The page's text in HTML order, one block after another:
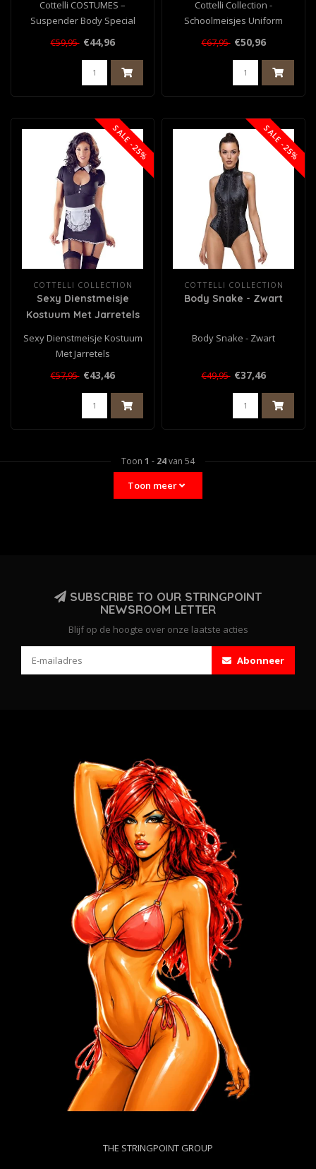
Cottelli COSTUMES –
Suspender Body Special
Police – Zwart
€59,95 €44,96
Cottelli Collection -
Schoolmeisjes Uniform
€67,95 €50,96
SALE -25%
COTTELLI COLLECTION
Sexy Dienstmeisje
Kostuum Met Jarretels
Sexy Dienstmeisje Kostuum
Met Jarretels
€57,95 €43,46
SALE -25%
COTTELLI COLLECTION
Body Snake - Zwart
Body Snake - Zwart
€49,95 €37,46
Toon 1 - 24van 54
Toon meer
SUBSCRIBE TO OUR STRINGPOINT
NEWSROOM LETTER
Blijf op de hoogte over onze laatste acties
Abonneer
THE STRINGPOINT GROUP